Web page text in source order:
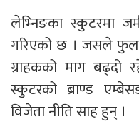
लेभ्निङका स्कुटरमा
गरिएको छ । जसले फुल
ग्राहकको माग बढ्दो
स्कुटरको ब्राण्ड
विजेता नीति साह हुन् ।